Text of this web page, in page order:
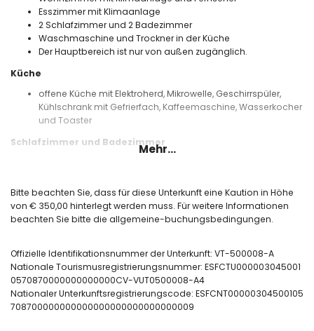
Esszimmer mit Klimaanlage
2 Schlafzimmer und 2 Badezimmer
Waschmaschine und Trockner in der Küche
Der Hauptbereich ist nur von außen zugänglich.
Küche
offene Küche mit Elektroherd, Mikrowelle, Geschirrspüler,
Kühlschrank mit Gefrierfach, Kaffeemaschine, Wasserkocher
und Toaster
Schlafzimmer und Badezimmer
Schlafzimmer mit Klimaanlage und 2 Einzelbetten (190 x 90
cm)
Eigenes Bad mit Waschbecken, Badewanne, Toilette und
Außenbereich des Appartements
eingezäuntes Grundstück
Gemeinschaftspool
Kinderschwimmbecken
Mehr...
Bitte beachten Sie, dass für diese Unterkunft eine Kaution in Höhe
von € 350,00 hinterlegt werden muss. Für weitere Informationen
beachten Sie bitte die allgemeine-buchungsbedingungen.
Offizielle Identifikationsnummer der Unterkunft: VT-500008-A
Nationale Tourismusregistrierungsnummer: ESFCTU000003045001
0570870000000000000CV-VUT0500008-A4
Nationaler Unterkunftsregistrierungscode: ESFCNT00000304500105
708700000000000000000000000000009